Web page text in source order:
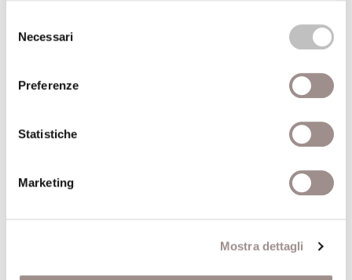
delNecessari
Preferenze
Statistiche
Marketing
Mostra dettagli
Autore
Anno pubblicazione